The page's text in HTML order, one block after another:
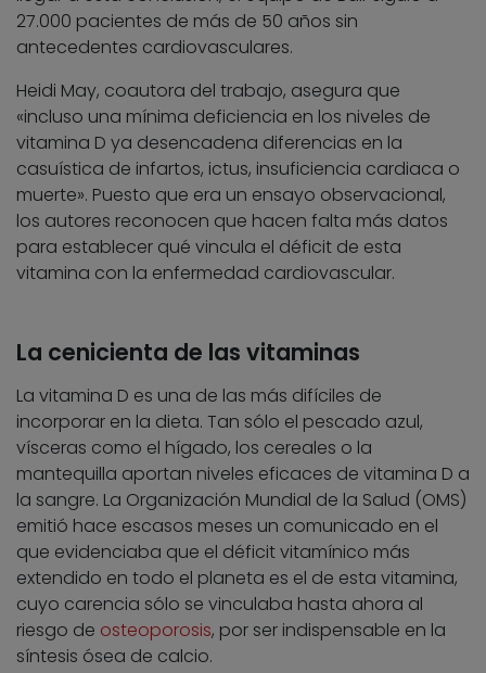
27.000 pacientes de más de 50 años sin
antecedentes cardiovasculares.
Heidi May, coautora del trabajo, asegura que
«incluso una mínima deficiencia en los niveles de
vitamina D ya desencadena diferencias en la
casuística de infartos, ictus, insuficiencia cardiaca o
muerte». Puesto que era un ensayo observacional,
los autores reconocen que hacen falta más datos
para establecer qué vincula el déficit de esta
vitamina con la enfermedad cardiovascular.
La cenicienta de las vitaminas
La vitamina D es una de las más difíciles de
incorporar en la dieta. Tan sólo el pescado azul,
vísceras como el hígado, los cereales o la
mantequilla aportan niveles eficaces de vitamina D a
la sangre. La Organización Mundial de la Salud (OMS)
emitió hace escasos meses un comunicado en el
que evidenciaba que el déficit vitamínico más
extendido en todo el planeta es el de esta vitamina,
cuyo carencia sólo se vinculaba hasta ahora al
riesgo de osteoporosis, por ser indispensable en la
síntesis ósea de calcio.